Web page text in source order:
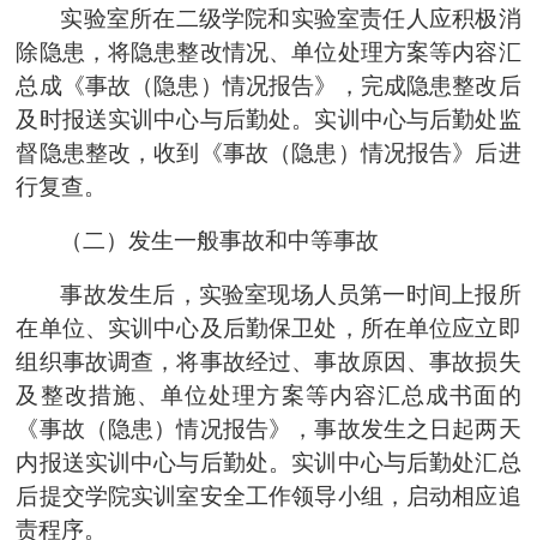
实验室所在二级学院和实验室责任人应积极消
除隐患，将隐患整改情况、单位处理方案等内容汇
总成《事故（隐患）情况报告》，完成隐患整改后
及时报送实训中心与后勤处。 实训中心与后勤处监
督隐患整改，收到《事故（隐患）情况报告》后进
行复查。
（二）发生一般事故和中等事故
事故发生后，实验室现场人员第一时间上报所
在单位、 实训中心及后勤保卫处，所在单位应立即
组织事故调查，将事故经过、事故原因、事故损失
及整改措施、单位处理方案等内容汇总成书面的
《事故（隐患）情况报告》，事故发生之日起两天
内报送实训中心与后勤处。 实训中心与后勤处汇总
后提交学院实训室安全工作领导小组 ，启动相应追
责程序。